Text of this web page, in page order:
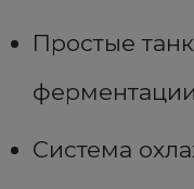
Простые
ферментации
Система